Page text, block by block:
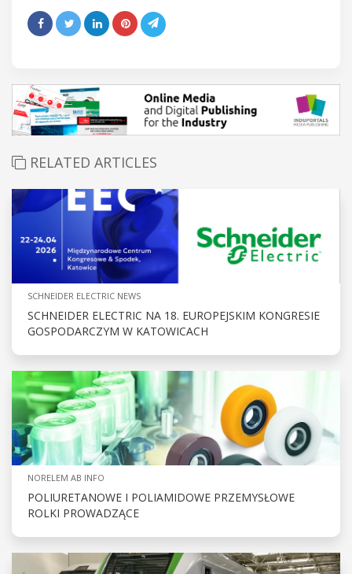
RELATED ARTICLES
SCHNEIDER ELECTRIC NEWS
SCHNEIDER ELECTRIC NA 18. EUROPEJSKIM KONGRESIE
GOSPODARCZYM W KATOWICACH
NORELEM AB INFO
POLIURETANOWE I POLIAMIDOWE PRZEMYSŁOWE
ROLKI PROWADZĄCE